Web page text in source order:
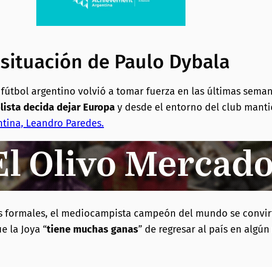
de Paulo Dybala
argentino volvió a tomar fuerza en las últimas
decida dejar Europa y desde el entorno del club
Leandro Paredes.
el mediocampista campeón del mundo se
la Joya “tiene muchas ganas” de regresar al país en